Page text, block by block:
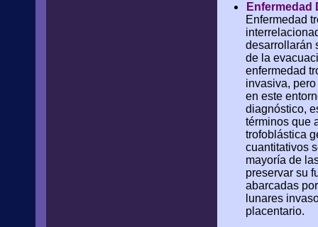
Enfermedad
Enfermedad
desarrollarán
de la
enfermedad
invasiva,
en este
diagnóstico,
términos que
trofoblástica
cuantitativos
mayoría de
preservar su
abarcadas
lunares
placentario.